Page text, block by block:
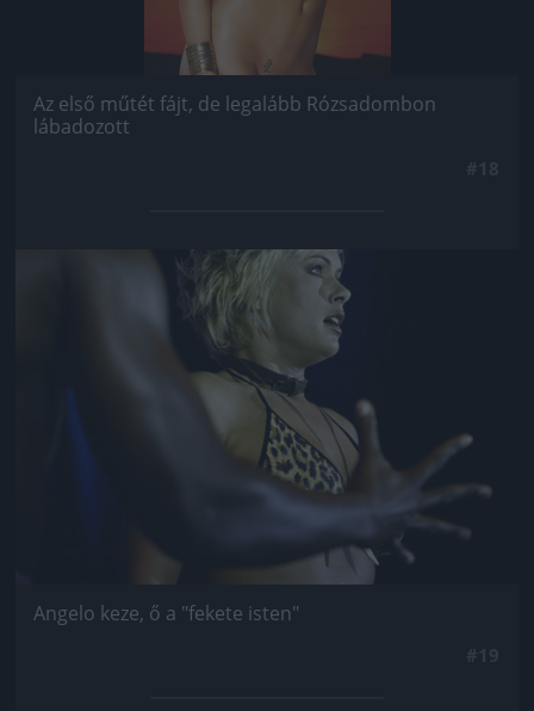
Az első műtét fájt, de legalább Rózsadombon
lábadozott
Jön még kép!
Angelo keze, ő a "fekete isten"